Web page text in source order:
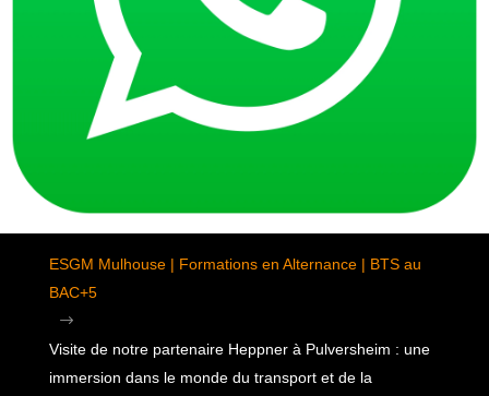
ESGM Mulhouse | Formations en Alternance | BTS au
BAC+5
$
Visite de notre partenaire Heppner à Pulversheim : une
immersion dans le monde du transport et de la